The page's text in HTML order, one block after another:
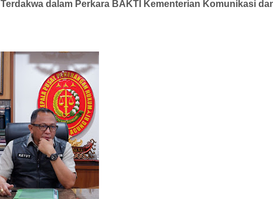
Terdakwa dalam Perkara BAKTI
Kementerian Komunikasi